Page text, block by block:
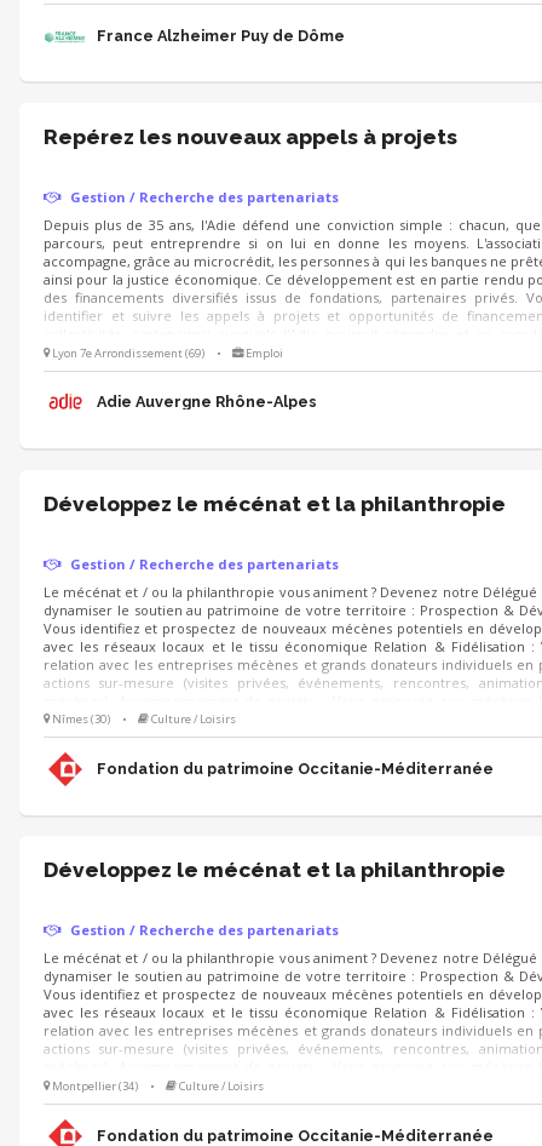
France Alzheimer Puy de Dôme
Repérez les nouveaux appels à projets
Gestion / Recherche des partenariats
Depuis plus de 35 ans, l'Adie défend une conviction simple : chacun,
parcours, peut entreprendre si on lui en donne les moyens.
accompagne, grâce au microcrédit, les personnes à qui les banques ne
ainsi pour la justice économique. Ce développement est en partie rendu
des financements diversifiés issus de fondations, partenaires privés.
identifier et suivre les appels à projets et opportunités de
bénévole en charge de la réponse aux appels à projets et la brigade
Lyon 7e Arrondissement (69) • Emploi
Adie Auvergne Rhône-Alpes
Développez le mécénat et la philanthropie
Gestion / Recherche des partenariats
Le mécénat et / ou la philanthropie vous animent ? Devenez notre
dynamiser le soutien au patrimoine de votre territoire : Prospection &
Vous identifiez et prospectez de nouveaux mécènes potentiels en
avec les réseaux locaux et le tissu économique Relation & Fidélisation :
relation avec les entreprises mécènes et grands donateurs individuels en
actions sur-mesure (visites privées, événements, rencontres,
sauvegarde du patrimoine à soutenir et déployez les campagnes d'appels
Noël).
Nîmes (30) • Culture / Loisirs
Fondation du patrimoine Occitanie-Méditerranée
Développez le mécénat et la philanthropie
Gestion / Recherche des partenariats
Le mécénat et / ou la philanthropie vous animent ? Devenez notre
dynamiser le soutien au patrimoine de votre territoire : Prospection &
Vous identifiez et prospectez de nouveaux mécènes potentiels en
avec les réseaux locaux et le tissu économique Relation & Fidélisation :
relation avec les entreprises mécènes et grands donateurs individuels en
actions sur-mesure (visites privées, événements, rencontres,
sauvegarde du patrimoine à soutenir et déployez les campagnes d'appels
Noël).
Montpellier (34) • Culture / Loisirs
Fondation du patrimoine Occitanie-Méditerranée